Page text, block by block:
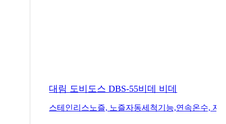
대림 도비도스 DBS-55비데 비데